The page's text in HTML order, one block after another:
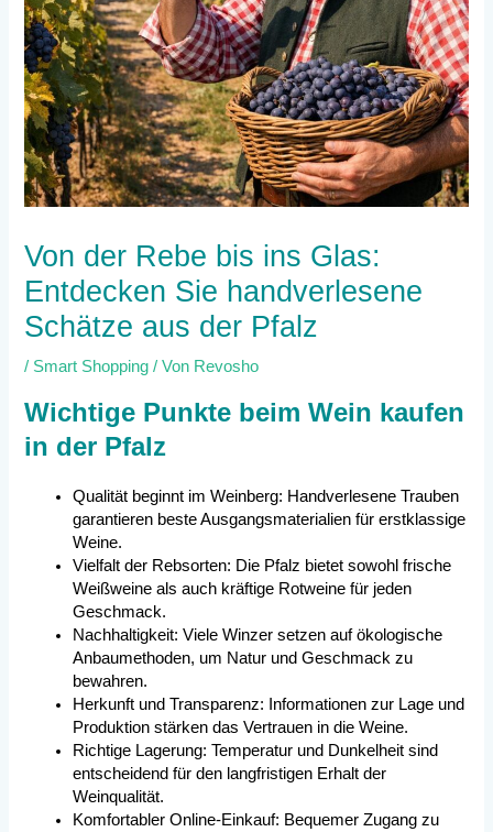
Von der Rebe bis ins Glas:
Entdecken Sie handverlesene
Schätze aus der Pfalz
/ Smart Shopping / Von Revosho
Wichtige Punkte beim Wein kaufen
in der Pfalz
Qualität beginnt im Weinberg: Handverlesene Trauben
garantieren beste Ausgangsmaterialien für erstklassige
Weine.
Vielfalt der Rebsorten: Die Pfalz bietet sowohl frische
Weißweine als auch kräftige Rotweine für jeden
Geschmack.
Nachhaltigkeit: Viele Winzer setzen auf ökologische
Anbaumethoden, um Natur und Geschmack zu
bewahren.
Herkunft und Transparenz: Informationen zur Lage und
Produktion stärken das Vertrauen in die Weine.
Richtige Lagerung: Temperatur und Dunkelheit sind
entscheidend für den langfristigen Erhalt der
Weinqualität.
Komfortabler Online-Einkauf: Bequemer Zugang zu